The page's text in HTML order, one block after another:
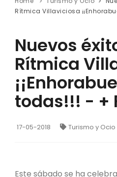
Rítmica Villaviciosa
Nuevos
Rítmica
todas!!! - +
17-05-2018 Turismo y Ocio
Este sábado se ha